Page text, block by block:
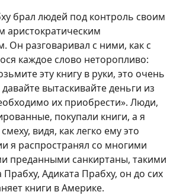
брал людей под контроль своим
аристократическим
Он разговаривал с ними, как с
каждое слово неторопливо:
эту книгу в руки, это очень
вытаскивайте деньги из
их приобрести». Люди,
покупали книги, а я
видя, как легко ему это
я распространял со многими
преданными санкиртаны, такими
Прабху, Адиката Прабху, он до сих
книги в Америке.